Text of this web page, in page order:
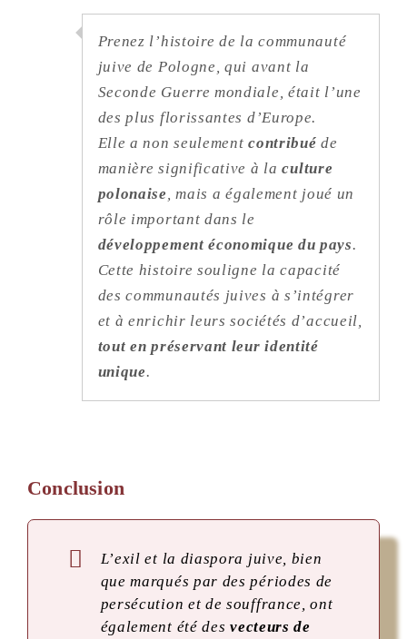
Prenez l’histoire de la communauté
juive de Pologne, qui avant la
Seconde Guerre mondiale, était l’une
des plus florissantes d’Europe.
Elle a non seulementcontribué de
manière significative à laculture
polonaise, mais a également joué un
rôle important dans le
développement économique du pays.
Cette histoire souligne la capacité
des communautés juives à s’intégrer
et à enrichir leurs sociétés d’accueil,
tout en préservant leur identité
unique.
Conclusion
L’exil et la diaspora juive, bien
que marqués par des périodes de
persécution et de souffrance, ont
également été desvecteurs de